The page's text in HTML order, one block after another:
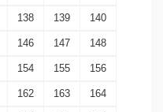
138 139 140
146 147 148
154 155 156
162 163 164